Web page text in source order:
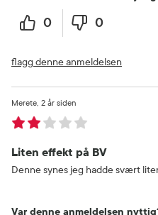
0 0
flagg denne anmeldelsen
Liten effekt på BV
2 år siden
Merete
Denne synes jeg hadde svært
Var denne anmeldelsen